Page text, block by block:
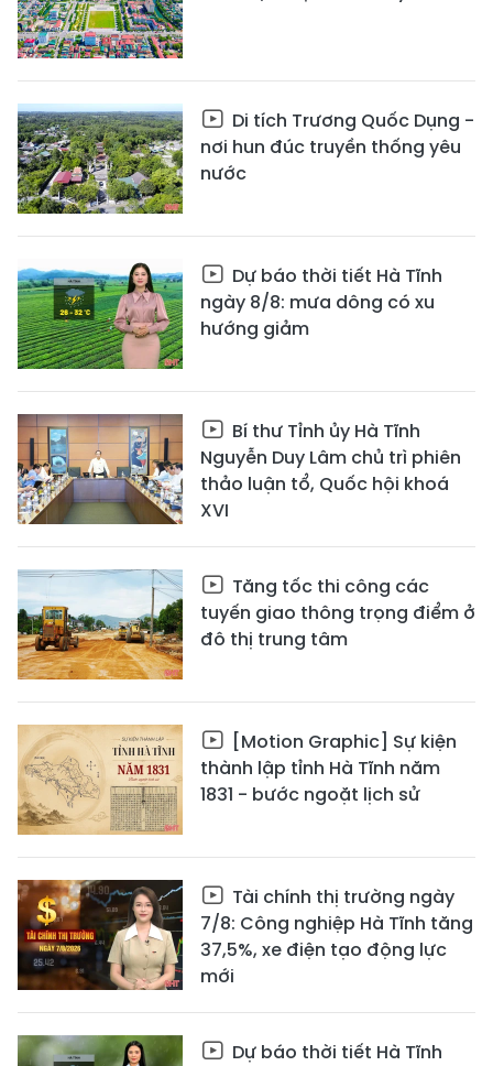
Di tích Trương Quốc Dụng -
nơi hun đúc truyền thống yêu
nước
Dự báo thời tiết Hà Tĩnh
ngày 8/8: mưa dông có xu
hướng giảm
Bí thư Tỉnh ủy Hà Tĩnh
Nguyễn Duy Lâm chủ trì phiên
thảo luận tổ, Quốc hội khoá
XVI
Tăng tốc thi công các
tuyến giao thông trọng điểm ở
đô thị trung tâm
[Motion Graphic] Sự kiện
thành lập tỉnh Hà Tĩnh năm
1831 - bước ngoặt lịch sử
Tài chính thị trường ngày
7/8: Công nghiệp Hà Tĩnh tăng
37,5%, xe điện tạo động lực
mới
Dự báo thời tiết Hà Tĩnh